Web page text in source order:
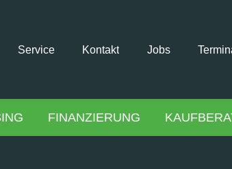
Service Kontakt Jobs
FINANZIERUNG